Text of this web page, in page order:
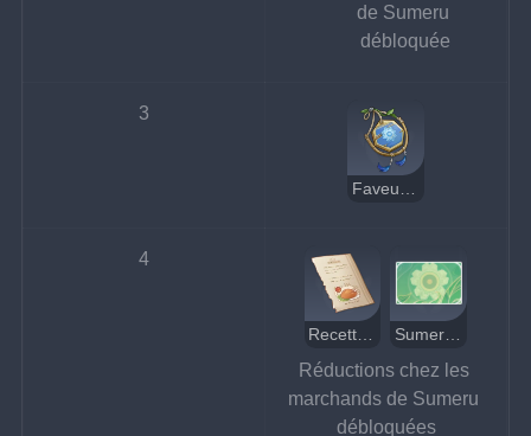
de Sumeru
débloquée
3
4
Sumeru - Observance
Réductions chez les
marchands de Sumeru
débloquées